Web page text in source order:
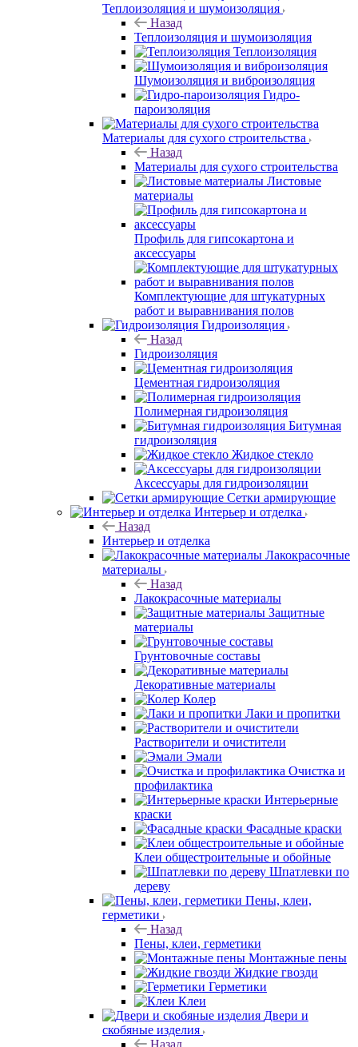
Теплоизоляция и шумоизоляция
Назад
Теплоизоляция и шумоизоляция
Теплоизоляция
Шумоизоляция и виброизоляция
Гидро-
пароизоляция
Материалы для сухого строительства
Назад
Материалы для сухого строительства
Листовые
материалы
Профиль для гипсокартона и
аксессуары
Комплектующие для штукатурных
работ и выравнивания полов
Гидроизоляция
Назад
Гидроизоляция
Цементная гидроизоляция
Полимерная гидроизоляция
Битумная
гидроизоляция
Жидкое стекло
Аксессуары для гидроизоляции
Сетки армирующие
Интерьер и отделка
Назад
Интерьер и отделка
Лакокрасочные
материалы
Назад
Лакокрасочные материалы
Защитные
материалы
Грунтовочные составы
Декоративные материалы
Колер
Лаки и пропитки
Растворители и очистители
Эмали
Очистка и
профилактика
Интерьерные
краски
Фасадные краски
Клеи общестроительные и обойные
Шпатлевки по
дереву
Пены, клеи,
герметики
Назад
Пены, клеи, герметики
Монтажные пены
Жидкие гвозди
Герметики
Клеи
Двери и
скобяные изделия
Назад